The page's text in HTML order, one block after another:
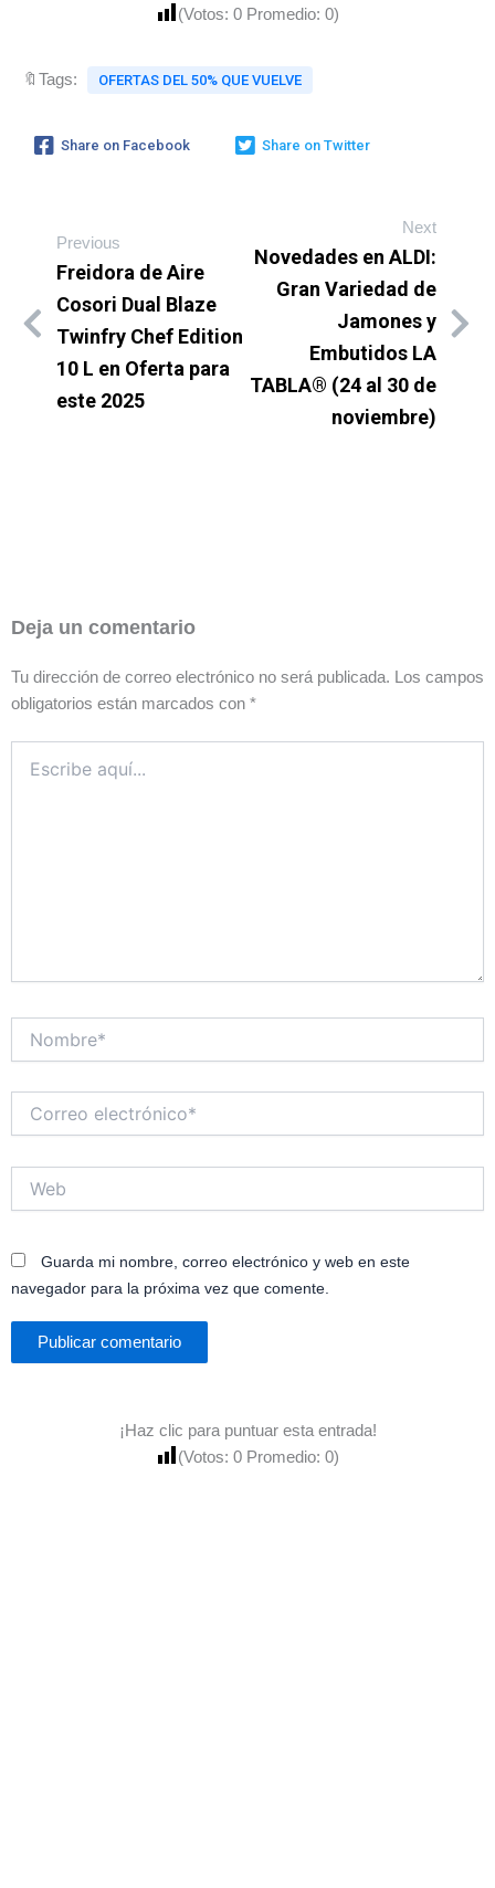
(Votos: 0 Promedio: 0)
🔖Tags: OFERTAS DEL 50% QUE VUELVE
Share on Facebook Share on Twitter
Previous
Freidora de Aire
Cosori Dual Blaze
Twinfry Chef Edition
10 L en Oferta para
este 2025
Next
Novedades en ALDI:
Gran Variedad de
Jamones y
Embutidos LA
TABLA® (24 al 30 de
noviembre)
Deja un comentario
Tu dirección de correo electrónico no será publicada.
Los campos
obligatorios están marcados con *
aquí...
electrónico*
Guarda mi nombre, correo electrónico y web en este
navegador para la próxima vez que comente.
¡Haz clic para puntuar esta entrada!
(Votos: 0 Promedio: 0)